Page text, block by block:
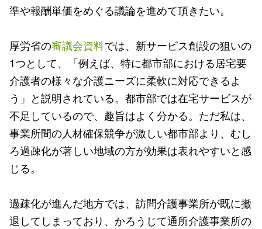
準や報酬単価をめぐる議論を進めて頂きたい。
厚労省の審議会資料では、新サービス創設の狙いの
1つとして、「例えば、特に都市部における居宅要
介護者の様々な介護ニーズに柔軟に対応できるよ
う」と説明されている。都市部では在宅サービスが
不足しているので、趣旨はよく分かる。ただ私は、
事業所間の人材確保競争が激しい都市部より、むし
ろ過疎化が著しい地域の方が効果は表れやすいと感
じる。
過疎化が進んだ地方では、訪問介護事業所が既に撤
退してしまっており、かろうじて通所介護事業所の